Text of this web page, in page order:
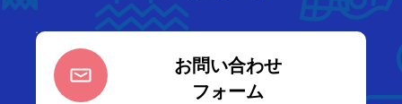
お問い合わせ
フォーム